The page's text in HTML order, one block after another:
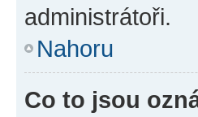
administrátoři.
Nahoru
Co to jsou